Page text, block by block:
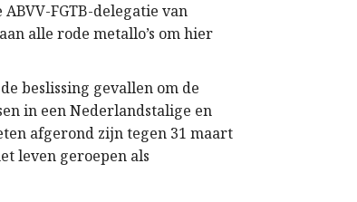
FGTB-delegatie van
alle rode metallo’s om hier
beslissing gevallen om de
in een Nederlandstalige en
afgerond zijn tegen 31 maart
leven geroepen als